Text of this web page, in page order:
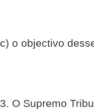
c) o objectivo
3. O Supremo